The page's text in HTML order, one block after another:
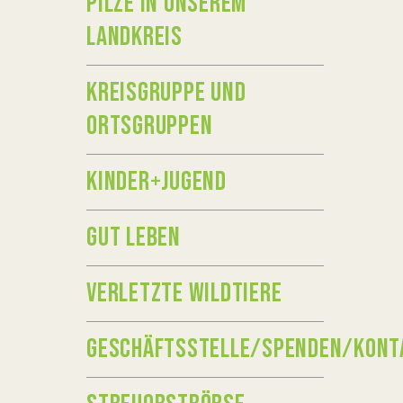
LANDKREIS
KREISGRUPPE UND
ORTSGRUPPEN
KINDER+JUGEND
GUT LEBEN
VERLETZTE WILDTIERE
GESCHÄFTSSTELLE/SPENDEN/